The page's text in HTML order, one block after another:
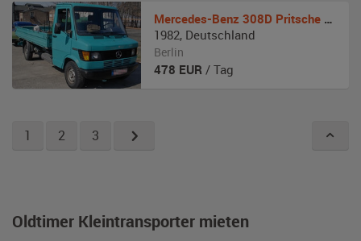
Oldtimer Kleintransporter mieten
Mercedes-Benz 308D Pritsche Transporter
1982, Deutschland
Berlin
478 EUR / Tag
1 2 3